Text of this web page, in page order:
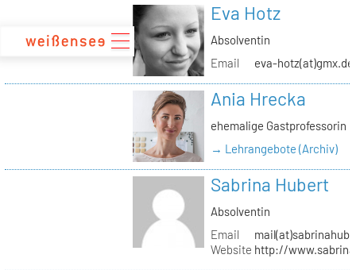
Eva Hotz
Absolventin
Email
eva-hotz(at)gmx.de
Ania Hrecka
ehemalige Gastprofessorin
→ Lehrangebote (Archiv)
Sabrina Hubert
Absolventin
Email
Website http://